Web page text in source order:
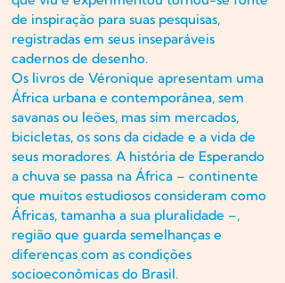
de inspiração para suas pesquisas,
registradas em seus inseparáveis
cadernos de desenho.
Os livros de Véronique apresentam uma
África urbana e contemporânea, sem
savanas ou leões, mas sim mercados,
bicicletas, os sons da cidade e a vida de
seus moradores. A história de Esperando
a chuva se passa na África – continente
que muitos estudiosos consideram como
Áfricas, tamanha a sua pluralidade –,
região que guarda semelhanças e
diferenças com as condições
socioeconômicas do Brasil.